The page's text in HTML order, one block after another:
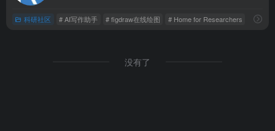
科研社区 # AI写作助手 # figdraw在线绘图 # Home for Researchers
没有了